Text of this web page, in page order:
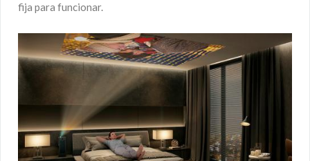
fija para funcionar.